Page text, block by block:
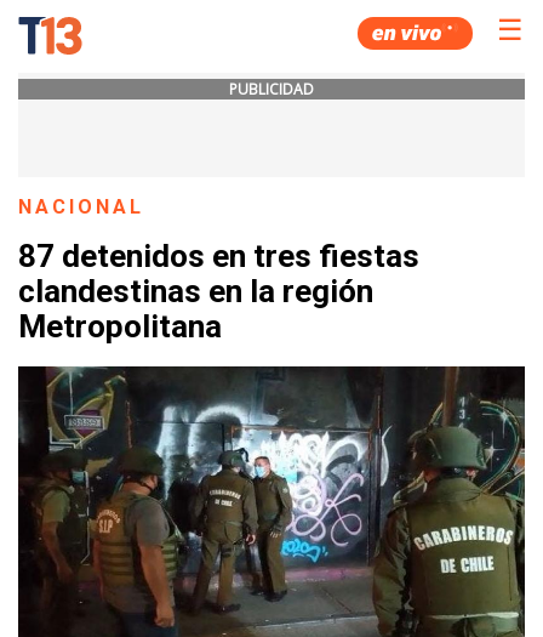
☰
PUBLICIDAD
NACIONAL
87 detenidos en tres fiestas
clandestinas en la región
Metropolitana